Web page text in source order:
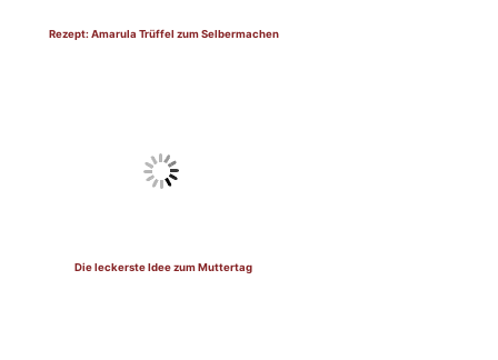
Rezept: Amarula Trüffel zum Selbermachen
Die leckerste Idee zum Muttertag